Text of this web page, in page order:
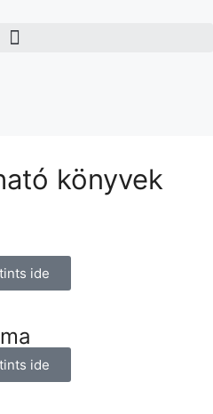
könyvek
ide
ide